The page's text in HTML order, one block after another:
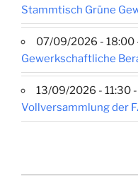
Stammtisch Grüne
07/09/2026 - 18:00
Gewerkschaftliche
13/09/2026 - 11:30
Vollversammlung der